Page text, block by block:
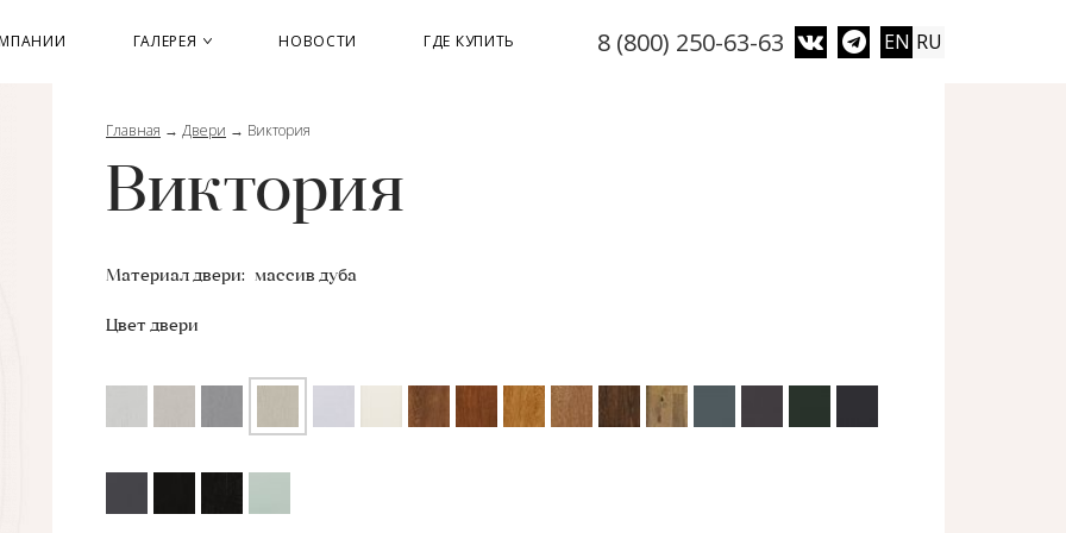
8 (800) 250-63-63 EN RU
ГАЛЕРЕЯ НОВОСТИ ГДЕ КУПИТЬ
Главная → Двери → Виктория
Виктория
Материал двери: массив дуба
Цвет двери